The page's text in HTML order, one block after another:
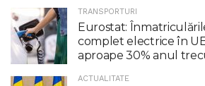
TRANSPORTURI
Eurostat:
complet electrice în
aproape 30% anul
ACTUALITATE